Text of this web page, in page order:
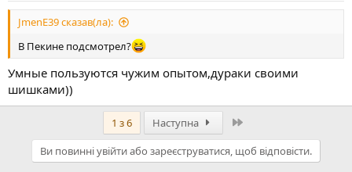
JmenE39 сказав(ла):
В Пекине подсмотрел?
Умные пользуются чужим опытом,дураки своими
шишками))
1 з 6 Наступна
Ви повинні увійти або зареєструватися, щоб відповісти.